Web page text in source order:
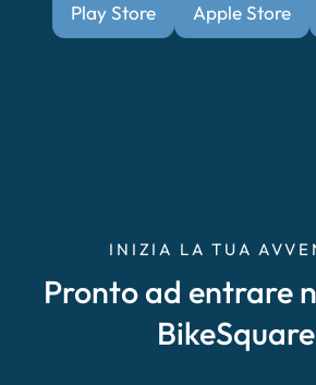
Play Store Apple Store
INIZIA LA TUA
Pronto ad entrare